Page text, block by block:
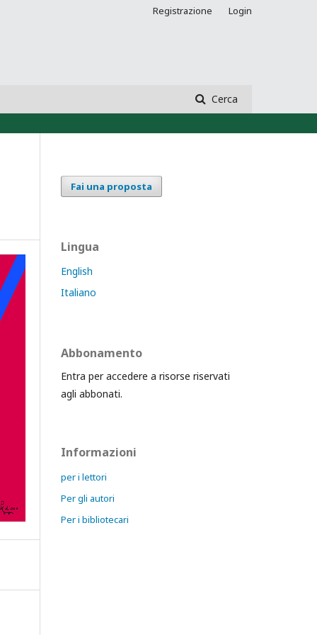
Cerca
Registrazione Login
Fai una proposta
Lingua
English
Italiano
Abbonamento
Entra per accedere a risorse riservati
agli abbonati.
Informazioni
per i lettori
Per gli autori
Per i bibliotecari